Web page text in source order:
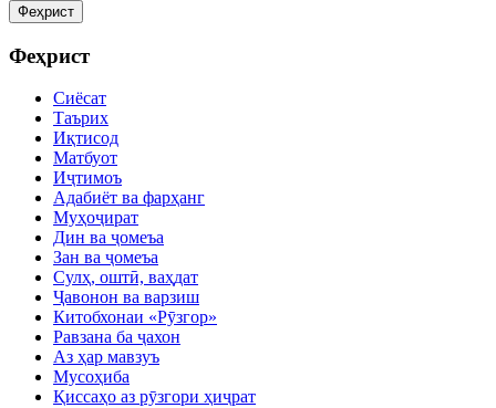
Феҳрист
Феҳрист
Сиёсат
Таърих
Иқтисод
Матбуот
Иҷтимоъ
Адабиёт ва фарҳанг
Муҳоҷират
Дин ва ҷомеъа
Зан ва ҷомеъа
Сулҳ, оштӣ, ваҳдат
Ҷавонон ва варзиш
Китобхонаи «Рӯзгор»
Равзана ба ҷахон
Аз ҳар мавзуъ
Мусоҳиба
Қиссаҳо аз рӯзгори ҳиҷрат